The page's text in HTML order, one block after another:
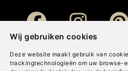
Wij gebruiken cookies
Deze website maakt gebruik van
trackingtechnologieën om uw browse-